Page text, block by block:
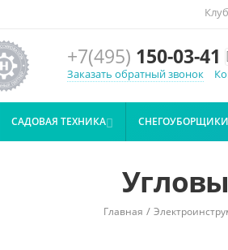
+7(495) 150-03-41
Заказать обратный звонок
САДОВАЯ ТЕХНИКА СНЕГОУБОРЩИКИ
Главная /